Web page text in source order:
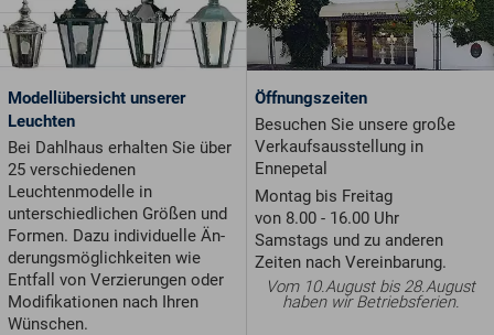
Modellübersicht unserer
Leuchten
Bei Dahlhaus erhalten Sie über
25 verschiedenen
Leuchtenmodelle in
unterschiedlichen Größen und
For­men. Dazu individuelle Än­
de­rungs­möglichkeiten wie
Entfall von Ver­zie­run­gen oder
Modifikationen nach Ihren
Wünschen.
Öffnungszeiten
Besuchen Sie unsere große
Verkaufsausstellung in
Ennepetal
Montag bis Freitag
von 8.00 - 16.00 Uhr
Samstags und zu anderen
Zeiten nach Vereinbarung.
Vom 10.August bis 28.August
haben wir Betriebsferien.